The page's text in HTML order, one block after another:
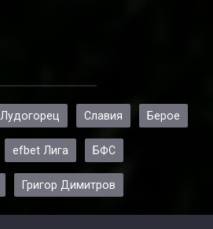
Лудогорец Славия Берое
efbet Лига БФС
Григор Димитров